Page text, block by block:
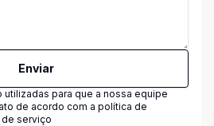
Enviar
para que a nossa equipe
de acordo com a política de
serviço